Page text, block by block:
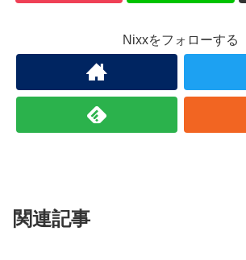
Nixxをフォローする
関連記事